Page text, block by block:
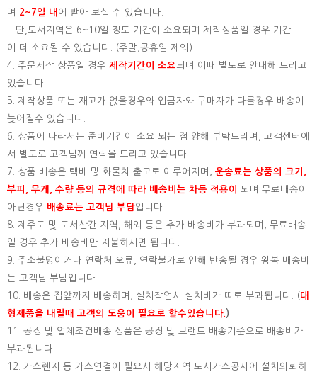
며
2~7일 내 에 받아 보실 수 있습니다.
단,도서지역은 6~10일 정도 기간이 소요되며 제작상품일 경우 기간
이 더 소요될 수 있습니다. (주말,공휴일 제외)
4. 주문제작 상품일 경우 제작기간이 소요되며 이때 별도로 안내해 드리고
있습니다.
5. 제작상품 또는 재고가 없을경우와 입금자와 구매자가 다를경우 배송이
늦어질수 있습니다.
6. 상품에 따라서는 준비기간이 소요 되는 점 양해 부탁드리며, 고객센터에
서 별도로 고객님께 연락을 드리고 있습니다.
7. 상품 배송은 택배 및 화물차 출고로 이루어지며, 운송료는 상품의 크기,
부피, 무게, 수량 등의 규격에 따라 배송비는 차등 적용이
되며 무료배송이
아닌경우 배송료는 고객님 부담입니다.
8. 제주도 및 도서산간 지역, 해외 등은 추가 배송비가 부과되며, 무료배송
일 경우 추가 배송비만 지불하시면 됩니다.
9. 주소불명이거나 연락처 오류, 연락불가로 인해 반송될 경우 왕복 배송비
는 고객님 부담입니다.
10. 배송은 집앞까지 배송하며, 설치작업시 설치비가 따로 부과됩니다. (대
형제품을 내릴때 고객의 도움이 필요로 할수있습니다. )
11. 공장 및 업체조건배송 상품은 공장 및 브랜드 배송기준으로 배송비가
부과됩니다.
12. 가스렌지 등 가스연결이 필요시 해당지역 도시가스공사에 설치의뢰하